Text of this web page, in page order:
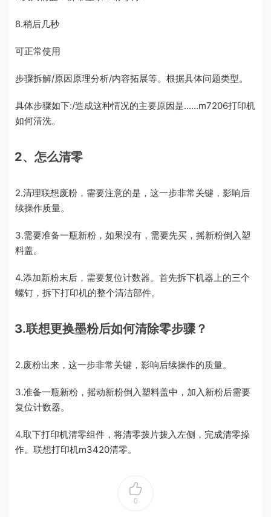
8.稍后几秒
可正常使用
步骤拆解/原因原理分析/内容拓展等。根据具体问题类型。
具体步骤如下:/造成这种情况的主要原因是……m7206打印机
如何清洗。
2、怎么清零
2.清理联想废粉，需要注意的是，这一步非常关键，影响后
续操作质量。
3.需要准备一瓶新粉，如果没有，需要先买，摇新粉倒入塑
料盖。
4.添加新粉末后，需要复位计数器。首先拆下机器上的三个
螺钉，拆下打印机的整个清洁部件。
3.联想更换墨粉后如何清除零步骤？
2.废粉出来，这一步非常关键，影响后续操作的质量。
3.准备一瓶新粉，摇动新粉倒入塑料盖中，加入新粉后需要
复位计数器。
4.取下打印机清零组件，将清零拨片拨入左侧，完成清零操
作。联想打印机m3420清零。
0